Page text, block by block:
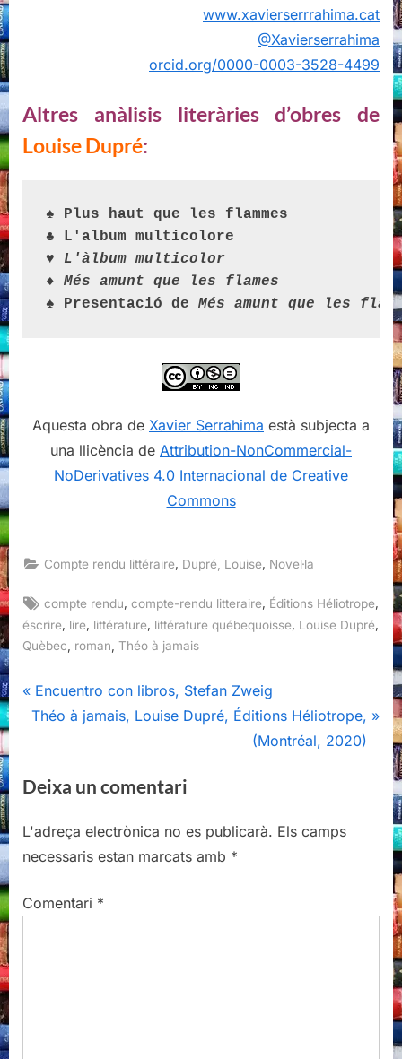
www.xavierserrrahima.cat
@Xavierserrahima
orcid.org/0000-0003-3528-4499
Altres anàlisis literàries d’obres de
Louise Dupré:
♠ Plus haut que les flammes
♣ L'album multicolore
♥ L'àlbum multicolor
♦ Més amunt que les flames
♠ Presentació de Més amunt que les
Aquesta obra de Xavier Serrahima està subjecta a
una llicència de Attribution-NonCommercial-
NoDerivatives 4.0 Internacional de Creative
Commons
Compte rendu littéraire Dupré, Louise Novel·la
Tags:
compte rendu ,compte-rendu litteraire Éditions Héliotrope
éscrire
lire littérature littérature québequoisse Louise Dupré
Quèbec
roman Théo à jamais
Navegació
d'entrades
P
r
i
u
s
o
Encuentro con libros, Stefan Zweig
N
t
o
s
:
Théo à jamais, Louise Dupré, Éditions Héliotrope,
(Montréal, 2020)
Deixa un comentari
L'adreça electrònica no es publicarà. Els camps
necessaris estan marcats amb *
Comentari *